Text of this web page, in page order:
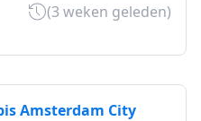
(3 weken geleden)
Amsterdam City